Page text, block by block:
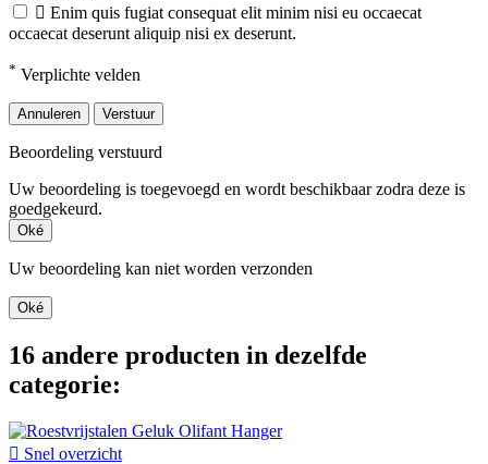
 Enim quis fugiat consequat elit minim nisi eu occaecat
occaecat deserunt aliquip nisi ex deserunt.
* Verplichte velden
Annuleren Verstuur
Beoordeling verstuurd
Uw beoordeling is toegevoegd en wordt beschikbaar zodra deze is
goedgekeurd.
Oké
Uw beoordeling kan niet worden verzonden
Oké
16 andere producten in dezelfde
categorie:
 Snel overzicht